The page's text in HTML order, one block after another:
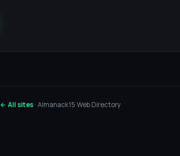
← All sites· Almanack15 Web Directory